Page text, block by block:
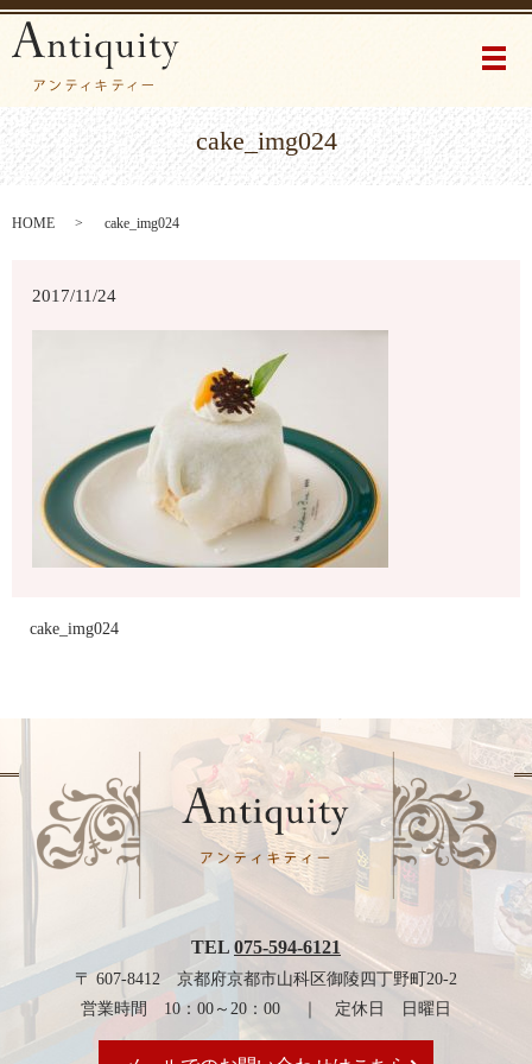
メ
cake_img024
HOME cake_img024
2017/11/24
cake_img024
TEL 075-594-6121
〒 607-8412 京都府京都市山科区御陵四丁野町20-2
営業時間 10：00～20：00 ｜ 定休日 日曜日